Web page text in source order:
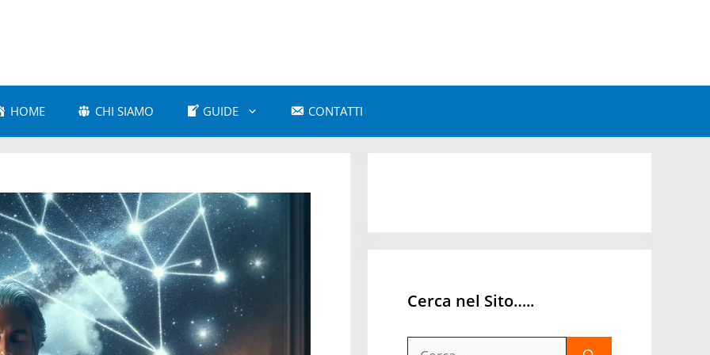
HOME CHI SIAMO GUIDE
Astrologia Moderna
Astrologia Vedica
CONTATTI
Cerca nel Sito…..